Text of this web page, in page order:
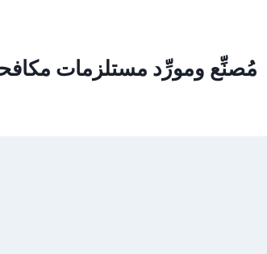
مُصنِّع ومورِّد مستلزمات